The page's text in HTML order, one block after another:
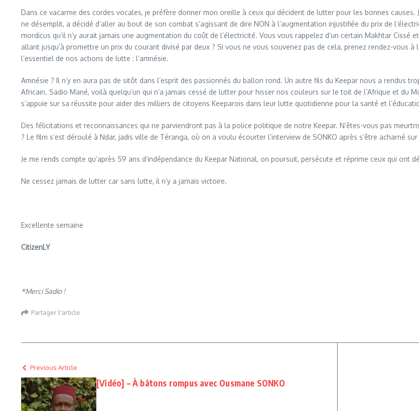
Dans ce vacarme des cordes vocales, je préfère donner mon oreille à ceux qui décident de lutter pour les bonnes
ne désemplit, a décidé d’aller au bout de son combat s’agissant de dire NON à l’augmentation injustifiée du prix de
mordicus qu’il n’y aurait jamais une augmentation du coût de l’électricité. Vous vous rappelez d’un certain Makhtar Cissé
allant jusqu’à promettre un prix du courant divisé par deux ? Si vous ne vous souvenez pas de cela, prenez rendez-vous
l’essentiel de nos actions de lutte : l’amnésie.
Amnésie ? Il n’y en aura pas de sitôt dans l’esprit des passionnés du ballon rond. Un autre fils du Keepar nous a rendus
Africain. Sadio Mané, voilà quelqu’un qui n’a jamais cessé de lutter pour hisser nos couleurs sur le toit de l’Afrique et du
s’appuie sur sa réussite pour aider des milliers de citoyens Keeparois dans leur lutte quotidienne pour la santé et
Des félicitations et reconnaissances qui ne parviendront pas à la police politique de notre Keepar. N’êtes-vous pas
? Le film s’est déroulé à Ndar, jadis ville de Téranga, où on a voulu écourter l’interview de SONKO après s’être acharné
Je me rends compte qu’après 59 ans d’indépendance du Keepar National, on poursuit, persécute et réprime ceux qui ont
Ne cessez jamais de lutter car sans lutte, il n’y a jamais victoire.
Excellente semaine
CitizenLY
*Merci Sadio !
Partager l'article
Previous Article
[Vidéo] – À bâtons rompus avec Ousmane SONKO